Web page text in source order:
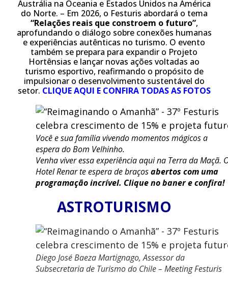
Austrália na Oceania e Estados Unidos na América
do Norte. – Em 2026, o Festuris abordará o tema
“Relações reais que constroem o futuro”,
aprofundando o diálogo sobre conexões humanas
e experiências autênticas no turismo. O evento
também se prepara para expandir o Projeto
Hortênsias e lançar novas ações voltadas ao
turismo esportivo, reafirmando o propósito de
impulsionar o desenvolvimento sustentável do
setor. CLIQUE AQUI E CONFIRA TODAS AS FOTOS
Você e sua família vivendo momentos mágicos a
espera do Bom Velhinho.
Venha viver essa experiência aqui na Terra da Maçã.
Hotel Renar te espera de braçosabertos com uma
programação incrível. Clique no baner e confira!
ASTROTURISMO
Diego José Baeza Martignago, Assessor da
Subsecretaria de Turismo do Chile – Meeting Festuris